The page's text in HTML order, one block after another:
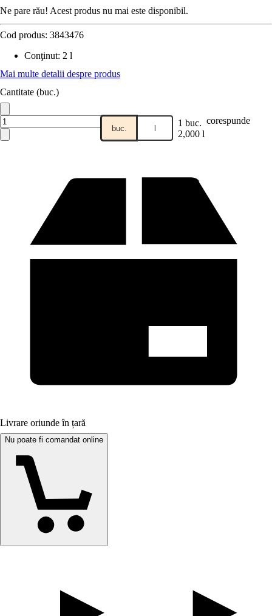
Ne pare rău! Acest produs nu mai este disponibil.
Cod produs: 3843476
Conţinut: 2 l
Mai multe detalii despre produs
Cantitate (buc.)
buc. l 1 buc. corespunde
2,000 l
Livrare oriunde în țară
Nu poate fi comandat online